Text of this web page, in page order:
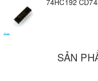
74HC192
SẢN